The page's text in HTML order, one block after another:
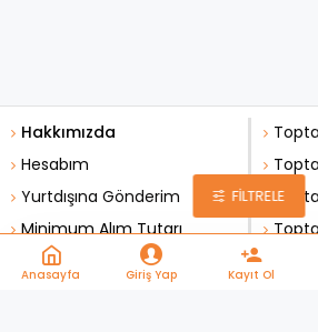
Hakkımızda
Hesabım
Yurtdışına Gönderim
Minimum Alım Tutarı
Copyright 2025 - Websoft.com.tr -
Anasayfa Giriş Yap Kayıt Ol
FILTRELE